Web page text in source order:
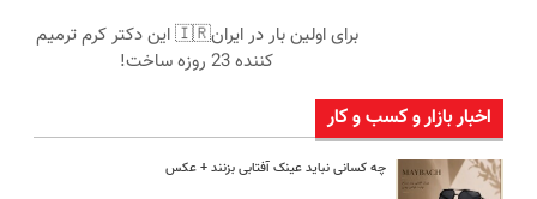
برای اولین بار در ایران🇮🇷 این دکتر کرم ترمیم
کننده 23 روزه ساخت!
اخبار بازار و کسب و کار
چه کسانی نباید عینک آفتابی بزنند + عکس